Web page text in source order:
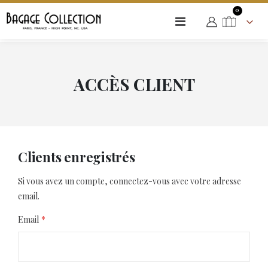
Basculer
Cart
0articles
ACCÈS CLIENT
Clients enregistrés
Si vous avez un compte, connectez-vous avec votre adresse
email.
Email